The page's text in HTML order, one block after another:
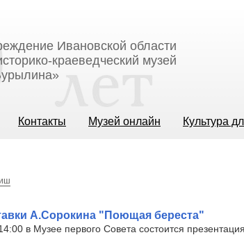
Ивановской области
краеведческий музей
Контакты Музей онлайн Культура
А.Сорокина "Поющая береста"
в Музее первого Совета состоится